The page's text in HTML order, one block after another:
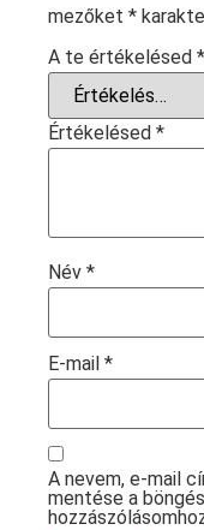
mezőket *
A te értékelésed *
Értékelésed *
Név *
E-mail *
A nevem, e-mail
mentése a